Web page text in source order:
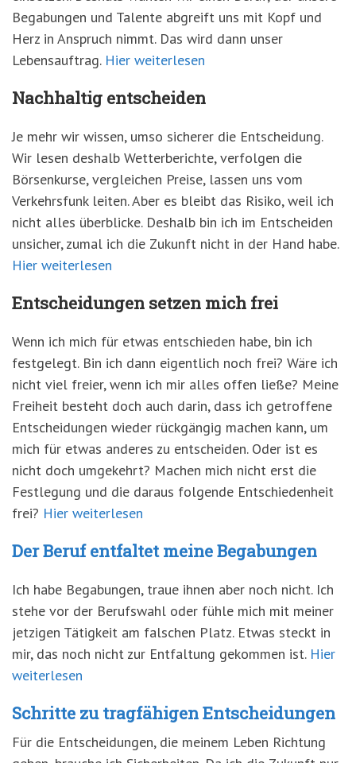
Begabungen und Talente abgreift uns mit Kopf und
Herz in Anspruch nimmt. Das wird dann unser
Lebensauftrag. Hier weiterlesen
Nachhaltig entscheiden
Je mehr wir wissen, umso sicherer die Entscheidung.
Wir lesen deshalb Wetterberichte, verfolgen die
Börsenkurse, vergleichen Preise, lassen uns vom
Verkehrsfunk leiten. Aber es bleibt das Risiko, weil ich
nicht alles überblicke. Deshalb bin ich im Entscheiden
unsicher, zumal ich die Zukunft nicht in der Hand habe.
Hier weiterlesen
Entscheidungen setzen mich frei
Wenn ich mich für etwas entschieden habe, bin ich
festgelegt. Bin ich dann eigentlich noch frei? Wäre ich
nicht viel freier, wenn ich mir alles offen ließe? Meine
Freiheit besteht doch auch darin, dass ich getroffene
Entscheidungen wieder rückgängig machen kann, um
mich für etwas anderes zu entscheiden. Oder ist es
nicht doch umgekehrt? Machen mich nicht erst die
Festlegung und die daraus folgende Entschiedenheit
frei? Hier weiterlesen
Der Beruf entfaltet meine Begabungen
Ich habe Begabungen, traue ihnen aber noch nicht. Ich
stehe vor der Berufswahl oder fühle mich mit meiner
jetzigen Tätigkeit am falschen Platz. Etwas steckt in
mir, das noch nicht zur Entfaltung gekommen ist. Hier
weiterlesen
Schritte zu tragfähigen Entscheidungen
Für die Entscheidungen, die meinem Leben Richtung